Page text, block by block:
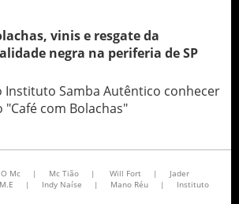
vinis e resgate da
negra na periferia de SP
Instituto Samba Autêntico conhecer
com Bolachas"
Mc | Mc Tião | Will Fort |
Jader
| Indy Naíse | Mano Réu |
Instituto